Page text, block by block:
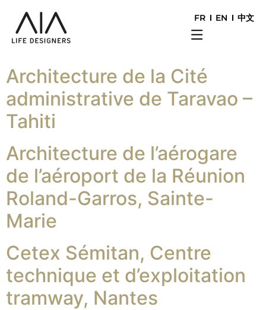
FR EN 中文
Architecture de la Cité
administrative de Taravao –
Tahiti
Architecture de l’aérogare
de l’aéroport de la Réunion
Roland-Garros, Sainte-
Marie
Cetex Sémitan, Centre
technique et d’exploitation
tramway, Nantes